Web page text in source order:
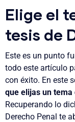
Elige el
tesis de
Este es un punto
todo este artículo
con éxito. En este
que elijas un
Recuperando lo
Derecho Penal te